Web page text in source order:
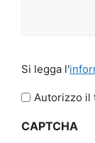
legga
l'informativa
privacy
Si legga l'
Autorizzo il
CAPTCHA